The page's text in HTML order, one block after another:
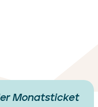
Monatsticket